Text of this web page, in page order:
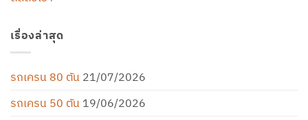
เรื่องล่าสุด
รถเครน 80 ตัน 21/07/2026
รถเครน 50 ตัน 19/06/2026